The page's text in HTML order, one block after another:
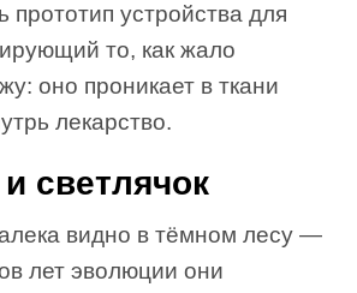
прототип устройства для
то, как жало
оно проникает в ткани
лекарство.
светлячок
видно в тёмном лесу —
лет эволюции они